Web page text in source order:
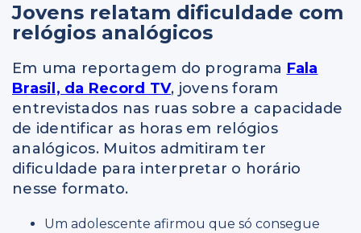
Jovens relatam dificuldade com
relógios analógicos
Em uma reportagem do programa Fala
Brasil, da Record TV, jovens foram
entrevistados nas ruas sobre a capacidade
de identificar as horas em relógios
analógicos. Muitos admitiram ter
dificuldade para interpretar o horário
nesse formato.
Um adolescente afirmou que só consegue